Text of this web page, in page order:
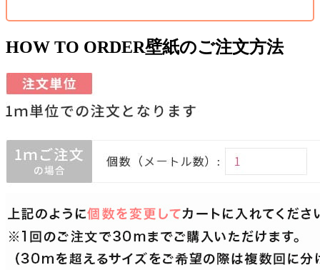
HOW TO ORDER壁紙のご注文方法